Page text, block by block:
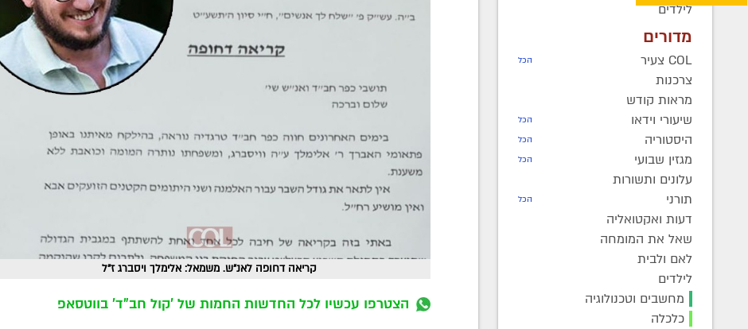
לילדים
מדורים
COL צעיר הכל
צרכנות
מראות קודש
שיעורי וידאו
הכל
היסטוריה הכל
מגזין שבועי הכל
עלונים ותשורות
תורני
הכל
דעות ואקטואליה
שאל את המומחה
לאם ולבית
לילדים
מחשבים וטכנולוגיה
כלכלה
קריאה דחופה לאנ"ש. משמאל: אלימלך ויסברג ז"ל
הצטרפו עכשיו לכל החדשות החמות של 'קול חב"ד' בווטסאפ